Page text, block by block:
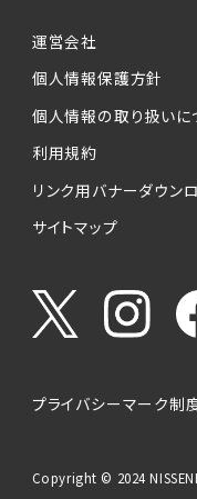
運営会社
個人情報保護方針
個人情報の取り扱いに
利用規約
リンク用バナーダウン
サイトマップ
プライバシーマーク制
Copyright © 2024